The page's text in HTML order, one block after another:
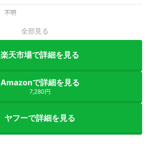
不明
全部見る
楽天市場で詳細を見る
Amazonで詳細を見る
7,280円
ヤフーで詳細を見る